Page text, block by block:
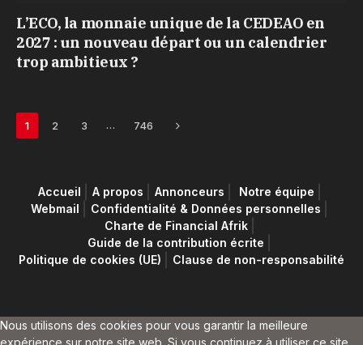
L’ECO, la monnaie unique de la CEDEAO en
2027 : un nouveau départ ou un calendrier
trop ambitieux ?
1 2 3 … 746 Next
Accueil A propos Annonceurs
Notre équipe
Webmail
Confidentialité & Données personnelles
Charte de Financial Afrik
Guide de la contribution écrite
Politique de cookies (UE)
Clause de non-responsabilité
Nous utilisons des cookies pour vous garantir la meilleure
expérience sur notre site web. Si vous continuez à utiliser ce site,